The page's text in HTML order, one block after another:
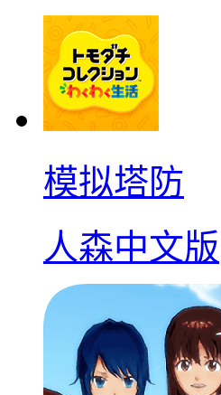
模拟塔防
人森中文版